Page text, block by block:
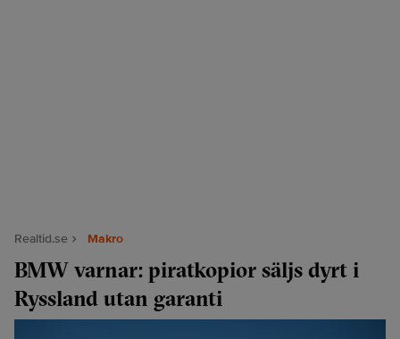
Realtid.se Makro
BMW varnar: piratkopior säljs dyrt i
Ryssland utan garanti